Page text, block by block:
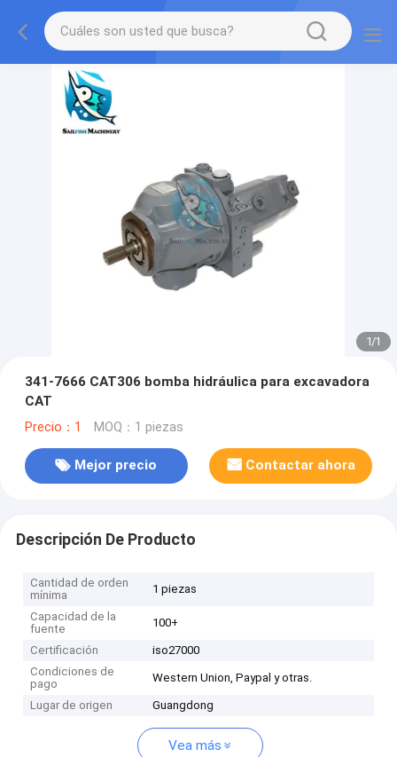
1/1
341-7666 CAT306 bomba hidráulica para excavadora
CAT
Precio：1 MOQ：1 piezas
Mejor precio Contactar ahora
Descripción De Producto
Cantidad de orden
mínima
1 piezas
Capacidad de la
fuente
100+
Certificación
iso27000
Condiciones de
pago
Western Union, Paypal y otras.
Lugar de origen Guangdong
Vea más